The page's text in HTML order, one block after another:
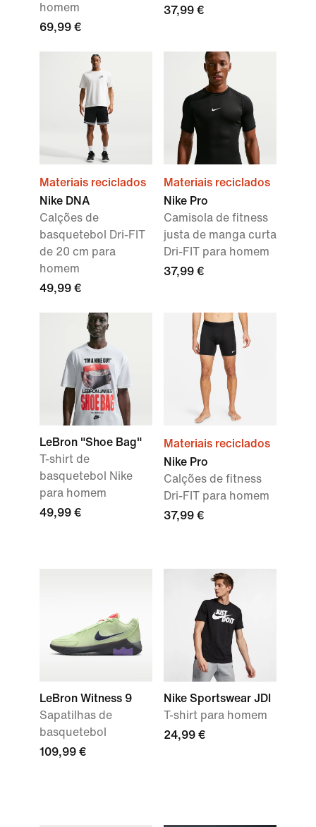
homem
69,99 €
37,99 €
Materiais reciclados
Nike DNA
Calções de
basquetebol Dri-FIT
de 20 cm para
homem
49,99 €
Materiais reciclados
Nike Pro
Camisola de fitness
justa de manga curta
Dri-FIT para homem
37,99 €
LeBron "Shoe Bag"
T-shirt de
basquetebol Nike
para homem
49,99 €
Materiais reciclados
Nike Pro
Calções de fitness
Dri-FIT para homem
37,99 €
LeBron Witness 9
Sapatilhas de
basquetebol
109,99 €
Nike Sportswear JDI
T-shirt para homem
24,99 €